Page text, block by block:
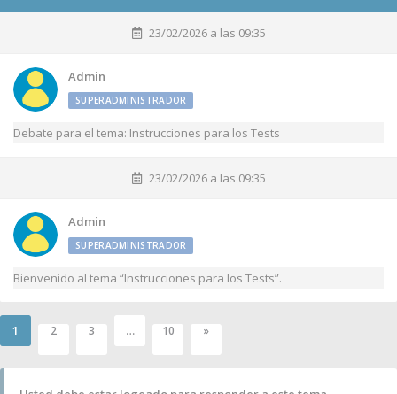
23/02/2026 a las 09:35
Admin
SUPERADMINISTRADOR
Debate para el tema: Instrucciones para los Tests
23/02/2026 a las 09:35
Admin
SUPERADMINISTRADOR
Bienvenido al tema “Instrucciones para los Tests”.
1 2 3 … 10 »